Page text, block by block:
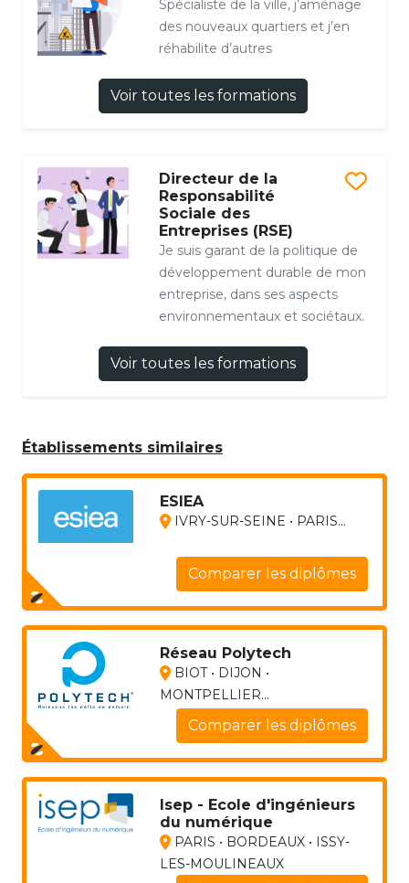
Spécialiste de la ville, j’aménage
des nouveaux quartiers et j’en
réhabilite d’autres
Voir toutes les formations
Directeur de la
Responsabilité
Sociale des
Entreprises (RSE)
Je suis garant de la politique de
développement durable de mon
entreprise, dans ses aspects
environnementaux et sociétaux.
Voir toutes les formations
Établissements similaires
ESIEA
IVRY-SUR-SEINE • PARIS...
Comparer les diplômes
Réseau Polytech
BIOT • DIJON •
MONTPELLIER...
Comparer les diplômes
Isep - Ecole d'ingénieurs
du numérique
PARIS • BORDEAUX • ISSY-
LES-MOULINEAUX